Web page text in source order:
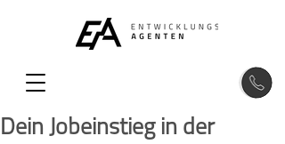
Dein Jobeinstieg in der